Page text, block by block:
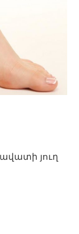
յուղ